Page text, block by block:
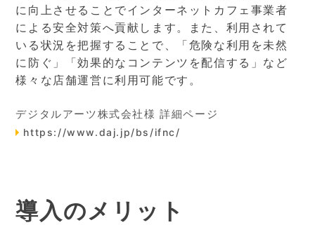
に向上させることでインターネットカフェ事業者
による安全対策へ貢献します。また、利用されて
いる状況を把握することで、「危険な利用を未然
に防ぐ」「効果的なコンテンツを配信する」など
様々な店舗運営に利用可能です。
デジタルアーツ株式会社様 詳細ページ
https://www.daj.jp/bs/ifnc/
導入のメリット